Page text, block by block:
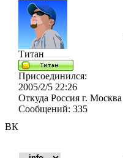
ВК
Титан
Присоединился:
2005/2/5 22:26
Откуда Россия г. Москва
Сообщений: 335